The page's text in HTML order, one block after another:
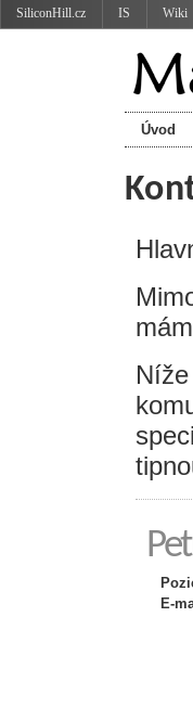
SiliconHill.cz IS Wiki
Úvod
E-